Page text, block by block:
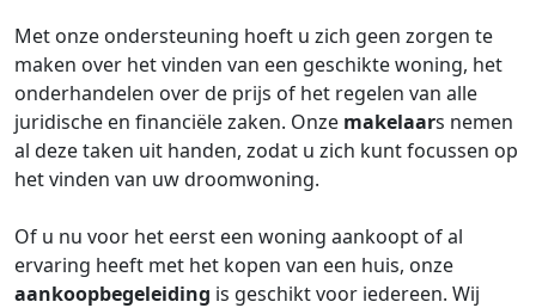
Met onze ondersteuning hoeft u zich geen zorgen te
maken over het vinden van een geschikte woning, het
onderhandelen over de prijs of het regelen van alle
juridische en financiële zaken. Onze makelaars nemen
al deze taken uit handen, zodat u zich kunt focussen op
het vinden van uw droomwoning.
Of u nu voor het eerst een woning aankoopt of al
ervaring heeft met het kopen van een huis, onze
aankoopbegeleiding is geschikt voor iedereen. Wij